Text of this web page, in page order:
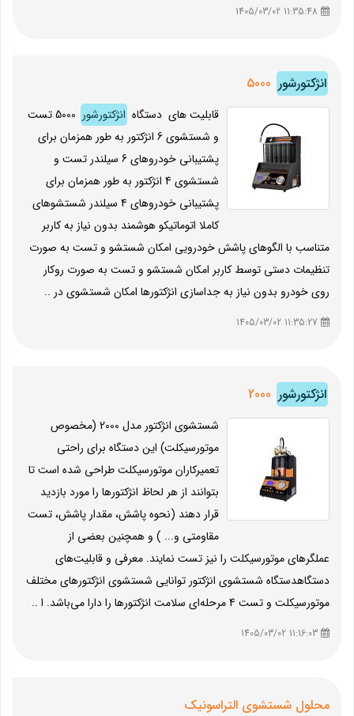
انژکتورشور
قابلیت های دستگاه انژکتورشور
5000 تست
و شستشوی 6 انژکتور به طور همزمان برای
پشتیبانی خودروهای 6 سیلندر تست و
شستشوی 4 انژکتور به طور همزمان برای
پشتیبانی خودروهای 4 سیلندر شستشوهای
کاملا اتوماتیکو هوشمند بدون نیاز به کاربر
متناسب با الگوهای پاشش خودرویی امکان شستشو و تست به صورت
تنظیمات دستی توسط کاربر امکان شستشو و تست به صورت روکار
روی خودرو بدون نیاز به جداسازی انژکتورها امکان شستشوی در ..
انژکتورشور
شستشوی انژکتور مدل 2000 (مخصوص
موتورسیکلت) این دستگاه برای راحتی
تعمیرکاران موتورسیکلت طراحی شده است تا
بتوانند از هر لحاظ انژکتورها را مورد بازدید
قرار دهند (نحوه پاشش، مقدار پاشش، تست
مقاومتی و... ) و همچنین بعضی از
عملگرهای موتورسیکلت را نیز تست نمایند. معرفی و قابلیت‌های
دستگاهدستگاه شستشوی انژکتور توانایی شستشوی انژکتورهای مختلف
موتورسیکلت و تست 4 مرحله‌ای سلامت انژکتورها را دارا می‌باشد. ا ..
محلول شستشوی التراسونیک